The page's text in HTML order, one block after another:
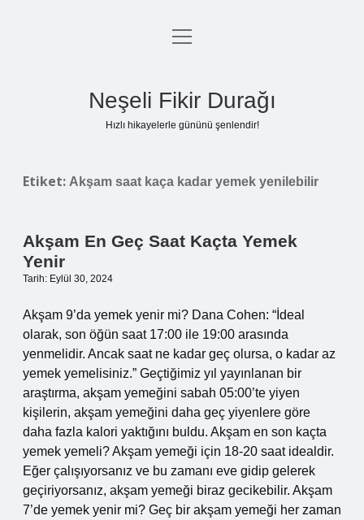
Anasayfa
menüyü
Neşeli Fikir Durağı
Hızlı hikayelerle gününü şenlendir!
Etiket: Akşam saat kaça kadar yemek yenilebilir
Akşam En Geç Saat Kaçta Yemek
Yenir
Tarih: Eylül 30, 2024
Akşam 9’da yemek yenir mi? Dana Cohen: “İdeal
olarak, son öğün saat 17:00 ile 19:00 arasında
yenmelidir. Ancak saat ne kadar geç olursa, o kadar az
yemek yemelisiniz.” Geçtiğimiz yıl yayınlanan bir
araştırma, akşam yemeğini sabah 05:00’te yiyen
kişilerin, akşam yemeğini daha geç yiyenlere göre
daha fazla kalori yaktığını buldu. Akşam en son kaçta
yemek yemeli? Akşam yemeği için 18-20 saat idealdir.
Eğer çalışıyorsanız ve bu zamanı eve gidip gelerek
geçiriyorsanız, akşam yemeği biraz gecikebilir. Akşam
7’de yemek yenir mi? Geç bir akşam yemeği her zaman